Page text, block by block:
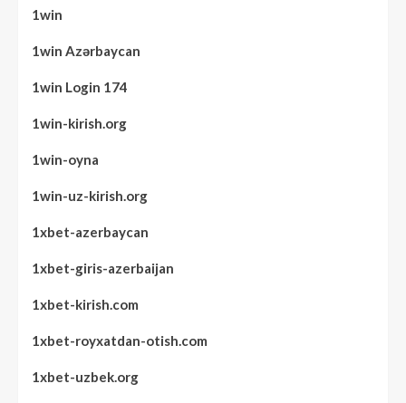
1win
1win Azərbaycan
1win Login 174
1win-kirish.org
1win-oyna
1win-uz-kirish.org
1xbet-azerbaycan
1xbet-giris-azerbaijan
1xbet-kirish.com
1xbet-royxatdan-otish.com
1xbet-uzbek.org